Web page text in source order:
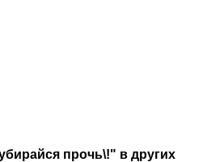
прочь\!" в других